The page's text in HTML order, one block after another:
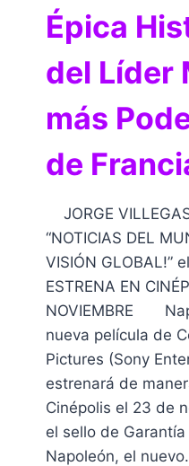
Épica
del Líder
más
de
JORGE
“NOTICIAS DEL
VISIÓN GLOBAL!”
ESTRENA EN
NOVIEMBRE
nueva película de
Pictures (Sony
estrenará de
Cinépolis el 23 de
el sello de
Napoleón, el